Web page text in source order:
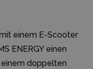
einem E-Scooter
ENERGY einen
einem doppelten